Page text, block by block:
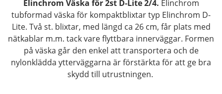
Elinchrom Väska för 2st D-Lite 2/4. Elinchrom
tubformad väska för kompaktblixtar typ Elinchrom D-
Lite. Två st. blixtar, med längd ca 26 cm, får plats med
nätkablar m.m. tack vare flyttbara innerväggar. Formen
på väska går den enkel att transportera och de
nylonklädda ytterväggarna är förstärkta för att ge bra
skydd till utrustningen.